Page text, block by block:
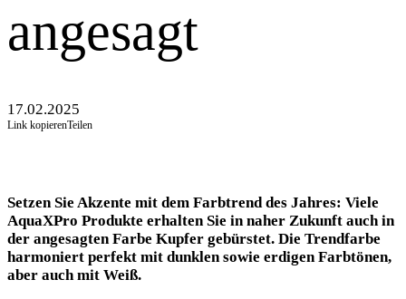
angesagt
17.02.2025
Link kopierenTeilen
Setzen Sie Akzente mit dem Farbtrend des Jahres: Viele
AquaXPro Produkte erhalten Sie in naher Zukunft auch in
der angesagten Farbe Kupfer gebürstet. Die Trendfarbe
harmoniert perfekt mit dunklen sowie erdigen Farbtönen,
aber auch mit Weiß.